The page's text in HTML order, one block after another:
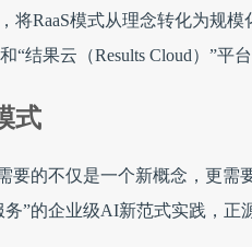
将RaaS模式从理念转化为规模
“结果云（Results Cloud）”平
式
要的不仅是一个新概念，更需
”的企业级AI新范式实践，正